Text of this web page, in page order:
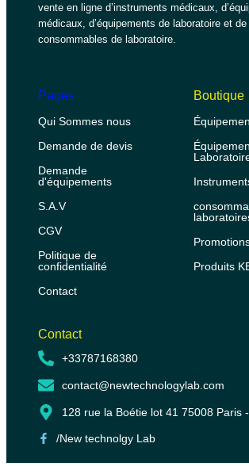
vente en ligne d’instruments médicaux,
médicaux, d’équipements de laboratoire et de
consommables de laboratoire.
Pages
Qui Sommes nous
Demande de devis
Demande
d'équipements
S.A.V
CGV
Politique de
confidentialité
Contact
Boutique
Produits
Contact
+33787168380
contact@newtechnologylab.com
128 rue la Boétie lot 41 75008 Paris
/New technolgy Lab